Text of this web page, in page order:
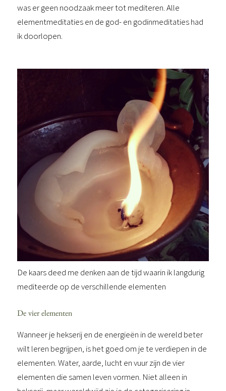
was er geen noodzaak meer tot mediteren. Alle
elementmeditaties en de god- en godinmeditaties had
ik doorlopen.
De kaars deed me denken aan de tijd waarin ik langdurig
mediteerde op de verschillende elementen
De vier elementen
Wanneer je hekserij en de energieën in de wereld beter
wilt leren begrijpen, is het goed om je te verdiepen in de
elementen. Water, aarde, lucht en vuur zijn de vier
elementen die samen leven vormen. Niet alleen in